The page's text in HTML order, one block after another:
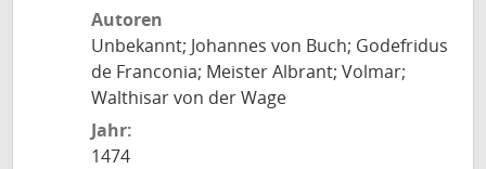
Autoren
Unbekannt; Johannes von Buch; Godefridus
de Franconia; Meister Albrant; Volmar;
Walthisar von der Wage
Jahr:
1474